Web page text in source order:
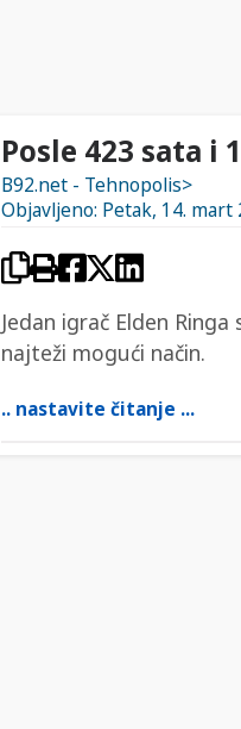
Posle 423 sata i
B92.net - Tehnopolis>
Objavljeno: Petak, 14. mart
Jedan igrač Elden
najteži mogući način.
.. nastavite čitanje ...